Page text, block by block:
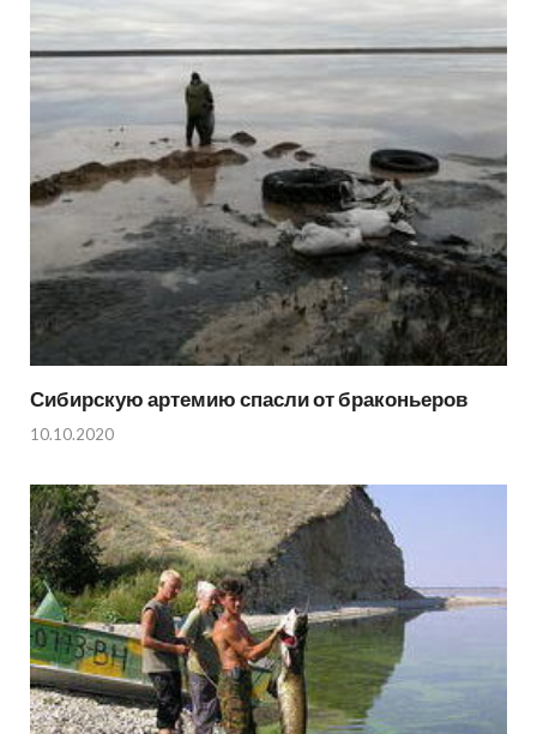
Сибирскую артемию спасли от браконьеров
10.10.2020